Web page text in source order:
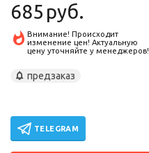
685 руб.
Внимание! Происходит
изменение цен! Актуальную
цену уточняйте у менеджеров!
предзаказ
TELEGRAM